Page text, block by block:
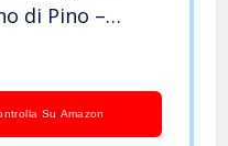
di Pino –
Laser – per
Su Amazon